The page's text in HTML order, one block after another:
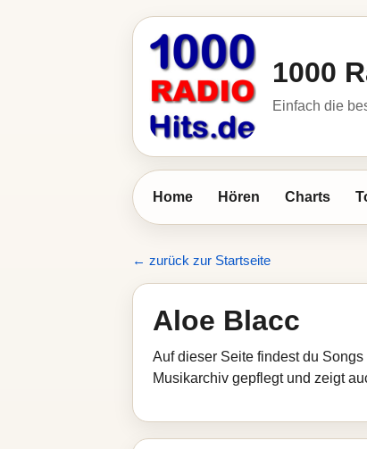
1000
Einfach die
Home Hören Charts
← zurück zur Startseite
Aloe Blacc
Auf dieser Seite findest du
Musikarchiv gepflegt und zeigt